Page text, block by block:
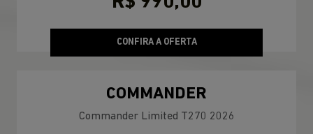
CONFIRA A OFERTA
COMMANDER
Commander Limited T270 2026